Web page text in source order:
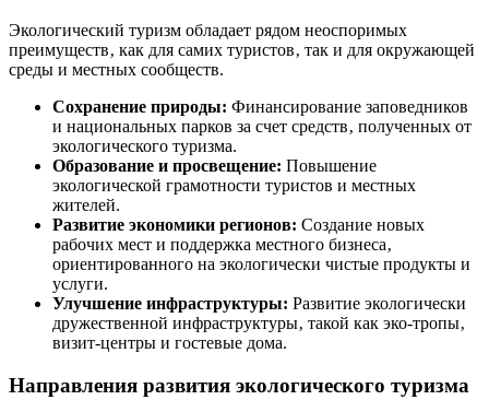
Экологический туризм обладает рядом неоспоримых
преимуществ‚ как для самих туристов‚ так и для окружающей
среды и местных сообществ.
Сохранение природы: Финансирование заповедников
и национальных парков за счет средств‚ полученных от
экологического туризма.
Образование и просвещение: Повышение
экологической грамотности туристов и местных
жителей.
Развитие экономики регионов: Создание новых
рабочих мест и поддержка местного бизнеса‚
ориентированного на экологически чистые продукты и
услуги.
Улучшение инфраструктуры: Развитие экологически
дружественной инфраструктуры‚ такой как эко-тропы‚
визит-центры и гостевые дома.
Направления развития экологического туризма